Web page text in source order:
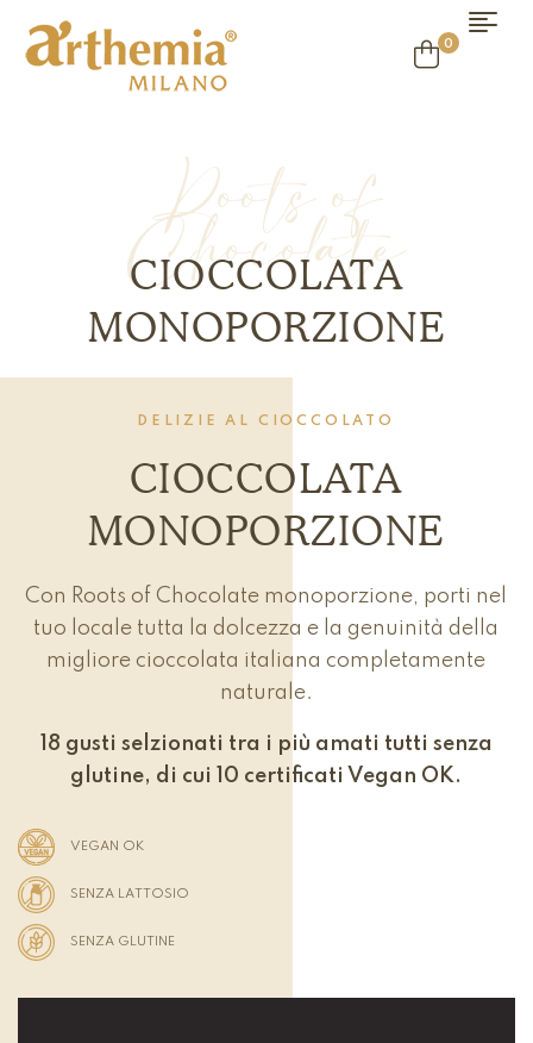
0
Roots of
Chocolate
CIOCCOLATA
MONOPORZIONE
DELIZIE AL CIOCCOLATO
CIOCCOLATA
MONOPORZIONE
Con Roots of Chocolate monoporzione, porti nel
tuo locale tutta la dolcezza e la genuinità della
migliore cioccolata italiana completamente
naturale.
18 gusti selzionati tra i più amati tutti senza
glutine, di cui 10 certificati Vegan OK.
VEGAN OK
SENZA LATTOSIO
SENZA GLUTINE